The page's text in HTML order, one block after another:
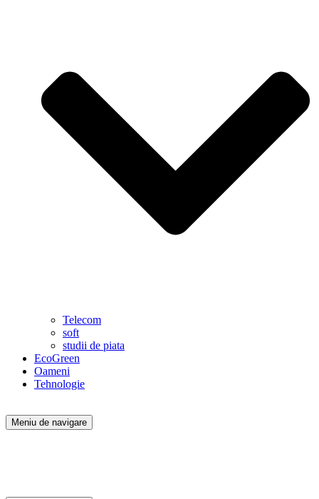
Telecom
soft
studii de piata
EcoGreen
Oameni
Tehnologie
Meniu de navigare